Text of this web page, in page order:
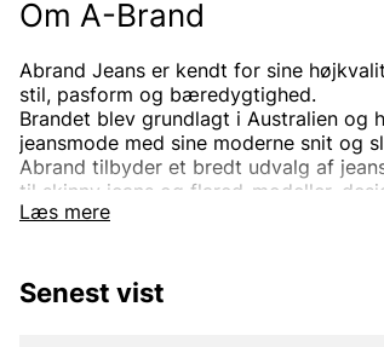
Læs mere
Om A-Brand
Abrand Jeans er kendt for sine
stil, pasform og bæredygtighed.
Brandet blev grundlagt i Australien
jeansmode med sine moderne snit og
Abrand tilbyder et bredt udvalg af
til skinny jeans og flared-modeller,
Bootcut, baggy, straight, slim eller
Hos Vingåkers Factory Outlet finder
Senest vist